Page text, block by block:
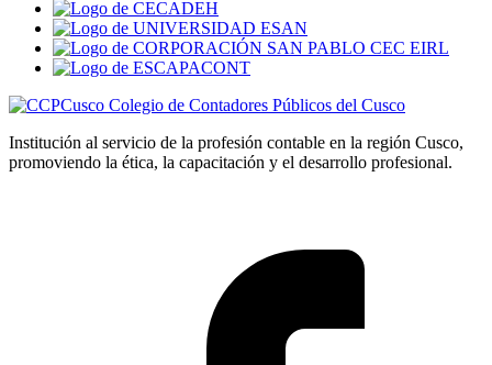
Colegio de Contadores Públicos del Cusco
Institución al servicio de la profesión contable en la región Cusco,
promoviendo la ética, la capacitación y el desarrollo profesional.